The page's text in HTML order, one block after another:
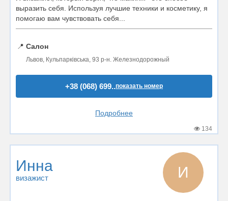
выразить себя. Используя лучшие техники и косметику, я
помогаю вам чувствовать себя...
📍 Салон
Львов, Кульпарківська, 93 р-н. Железнодорожный
+38 (068) 699..показать номер
Подробнее
134
Инна
визажист И